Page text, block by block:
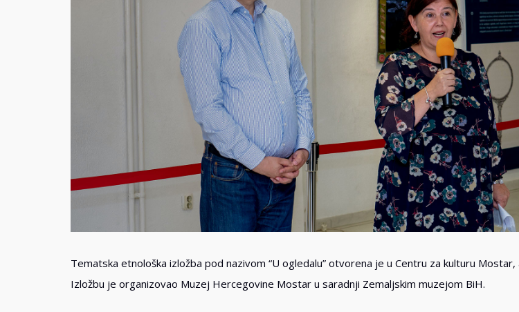
Tematska etnološka izložba pod nazivom “U ogledalu” otvorena je u Centru za kulturu Mostar,
Izložbu je organizovao Muzej Hercegovine Mostar u saradnji Zemaljskim muzejom BiH.